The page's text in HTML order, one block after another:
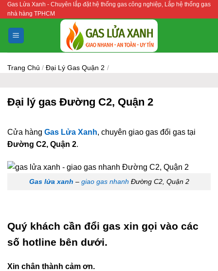
Bỏ
qua
nội
dung
Gas Lửa Xanh - Chuyên lắp đặt hệ thống gas công nghiệp, Lắp hệ thống gas
nhà hàng TPHCM
Trang Chủ / Đại Lý Gas Quận 2 /
Đại lý gas Đường C2, Quận 2
Cửa hàng Gas Lửa Xanh, chuyên giao gas đổi gas tại
Đường C2, Quận 2.
Gas lửa xanh – giao gas nhanh Đường C2, Quận 2
Quý khách cần đổi gas xin gọi vào các
số hotline bên dưới.
Xin chân thành cảm ơn.